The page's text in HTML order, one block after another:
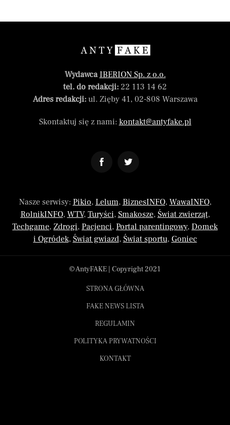
WydawcaIBERION Sp. z o.o.
tel. do redakcji: 22 113 14 62
Adres redakcji:ul. Zięby 41, 02-808 Warszawa
Skontaktuj się z nami: kontakt@antyfake.pl
Nasze serwisy: Pikio, Lelum, BiznesINFO, WawaINFO,
RolnikINFO, WTV, Turyści, Smakosze, Świat zwierząt,
Techgame, Zdrogi, Pacjenci, Portal parentingowy, Domek
i Ogródek, Świat gwiazd, Świat sportu, Goniec
© AntyFAKE | Copyright 2021
STRONA GŁÓWNA
FAKE NEWS LISTA
REGULAMIN
POLITYKA PRYWATNOŚCI
KONTAKT